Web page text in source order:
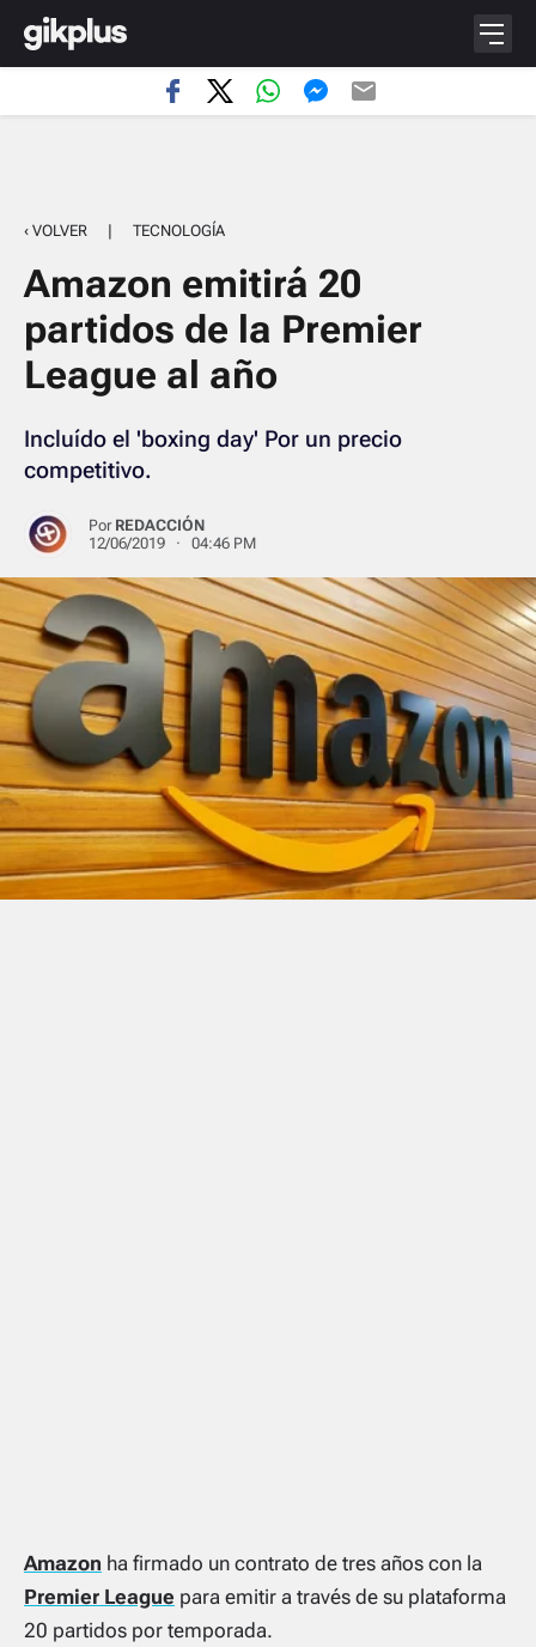
‹ VOLVER | TECNOLOGÍA
Amazon emitirá 20
partidos de la Premier
League al año
Incluído el 'boxing day' Por un precio
competitivo.
Por REDACCIÓN
12/06/2019 · 04:46 PM
Amazon ha firmado un contrato de tres años con la
Premier League para emitir a través de su plataforma
20 partidos por temporada.